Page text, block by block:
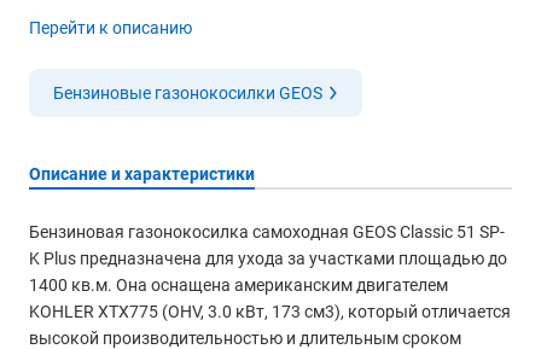
Перейти к описанию
Бензиновые газонокосилки GEOS
Описание и характеристики
Бензиновая газонокосилка самоходная GEOS Classic 51 SP-
K Plus предназначена для ухода за участками площадью до
1400 кв.м. Она оснащена американским двигателем
KOHLER XTX775 (OHV, 3.0 кВт, 173 см3), который отличается
высокой производительностью и длительным сроком